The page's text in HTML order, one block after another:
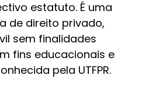
estatuto. É uma
de direito privado,
sem finalidades
fins educacionais e
pela UTFPR.